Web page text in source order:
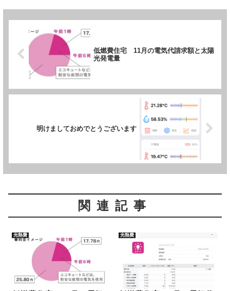
低燃費住宅 11月の電気代請求額と太陽
光発電量
明けましておめでとうございます
関連記事
光熱費 光熱費